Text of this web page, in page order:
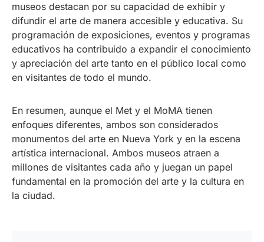
museos destacan por su capacidad de exhibir y
difundir el arte de manera accesible y educativa. Su
programación de exposiciones, eventos y programas
educativos ha contribuido a expandir el conocimiento
y apreciación del arte tanto en el público local como
en visitantes de todo el mundo.
En resumen, aunque el Met y el MoMA tienen
enfoques diferentes, ambos son considerados
monumentos del arte en Nueva York y en la escena
artística internacional. Ambos museos atraen a
millones de visitantes cada año y juegan un papel
fundamental en la promoción del arte y la cultura en
la ciudad.